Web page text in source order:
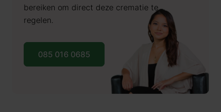
bereiken om direct deze crematie te
regelen.
085 016 0685